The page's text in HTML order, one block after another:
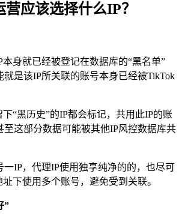
应该选择什么IP？
身就已经被登记在数据库的“黑名单”
就是该IP所关联的账号本身已经被TikTok
“黑历史”的IP都会标记，共用此IP的账
至这部分数据可能被其他IP风控数据库共
一IP，代理IP使用独享纯净的的，也尽可
下使用多个账号，避免受到关联。
”